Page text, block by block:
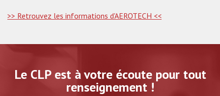
>> Retrouvez les informations d'AEROTECH <<
Le CLP est à votre écoute pour tout
renseignement !